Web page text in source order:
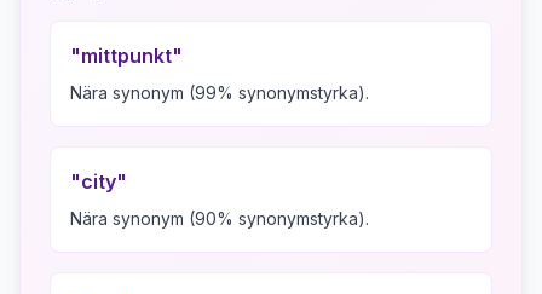
"mittpunkt"
Nära synonym (99% synonymstyrka).
"city"
Nära synonym (90% synonymstyrka).